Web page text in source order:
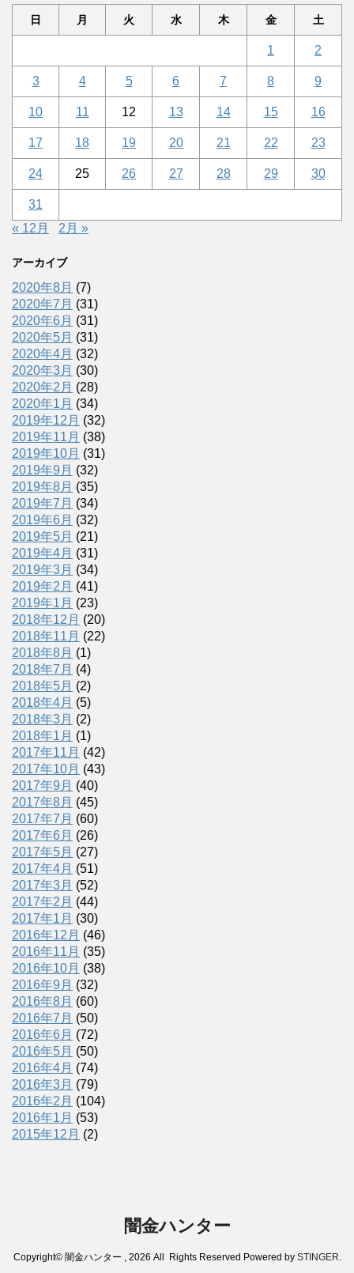
日 月 火 水 木 金 土
1 2
3 4 5 6 7 8 9
10 11 12 13 14 15 16
17 18 19 20 21 22 23
24 25 26 27 28 29 30
31
« 12月
2月 »
アーカイブ
2020年8月 (7)
2020年7月 (31)
2020年6月 (31)
2020年5月 (31)
2020年4月 (32)
2020年3月 (30)
2020年2月 (28)
2020年1月 (34)
2019年12月 (32)
2019年11月 (38)
2019年10月 (31)
2019年9月 (32)
2019年8月 (35)
2019年7月 (34)
2019年6月 (32)
2019年5月 (21)
2019年4月 (31)
2019年3月 (34)
2019年2月 (41)
2019年1月 (23)
2018年12月 (20)
2018年11月 (22)
2018年8月 (1)
2018年7月 (4)
2018年5月 (2)
2018年4月 (5)
2018年3月 (2)
2018年1月 (1)
2017年11月 (42)
2017年10月 (43)
2017年9月 (40)
2017年8月 (45)
2017年7月 (60)
2017年6月 (26)
2017年5月 (27)
2017年4月 (51)
2017年3月 (52)
2017年2月 (44)
2017年1月 (30)
2016年12月 (46)
2016年11月 (35)
2016年10月 (38)
2016年9月 (32)
2016年8月 (60)
2016年7月 (50)
2016年6月 (72)
2016年5月 (50)
2016年4月 (74)
2016年3月 (79)
2016年2月 (104)
2016年1月 (53)
2015年12月 (2)
闇金ハンター
Copyright© 闇金ハンター , 2026 All Rights Reserved Powered by STINGER.